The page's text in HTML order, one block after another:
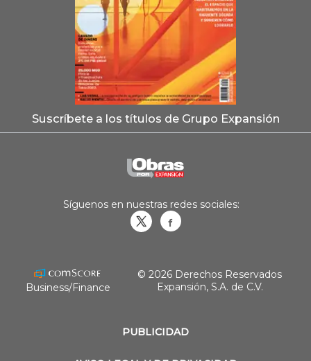
Suscríbete a los títulos de Grupo Expansión
PUBLICIDAD
Síguenos en nuestras redes sociales:
Business/Finance
© 2026 Derechos Reservados
Expansión, S.A. de C.V.